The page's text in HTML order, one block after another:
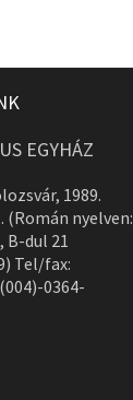
EGYHÁZ
1989.
(Román nyelven:
B-dul 21
Tel/fax:
0364-